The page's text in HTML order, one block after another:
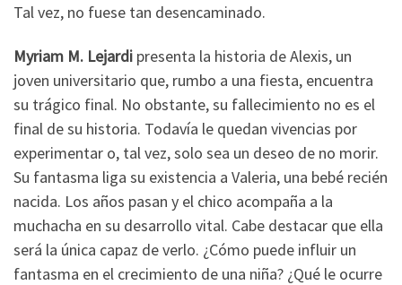
Tal vez, no fuese tan desencaminado.
Myriam M. Lejardi presenta la historia de Alexis, un
joven universitario que, rumbo a una fiesta, encuentra
su trágico final. No obstante, su fallecimiento no es el
final de su historia. Todavía le quedan vivencias por
experimentar o, tal vez, solo sea un deseo de no morir.
Su fantasma liga su existencia a Valeria, una bebé recién
nacida. Los años pasan y el chico acompaña a la
muchacha en su desarrollo vital. Cabe destacar que ella
será la única capaz de verlo. ¿Cómo puede influir un
fantasma en el crecimiento de una niña? ¿Qué le ocurre